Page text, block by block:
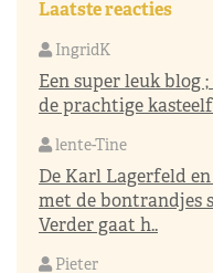
Laatste reacties
IngridK
Een super leuk blog
de prachtige
lente-Tine
De Karl Lagerfeld
met de bontrandjes
Verder gaat h..
Pieter